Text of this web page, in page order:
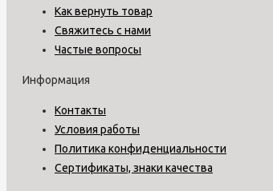
Как вернуть товар
Свяжитесь с нами
Частые вопросы
Информация
Контакты
Условия работы
Политика конфиденциальности
Сертификаты, знаки качества